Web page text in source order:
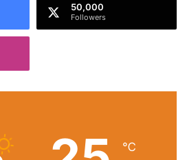
50,000
Followers
℃